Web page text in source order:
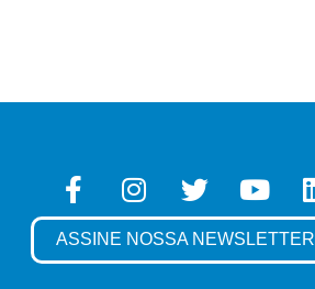
ASSINE NOSSA NEWSLETTER